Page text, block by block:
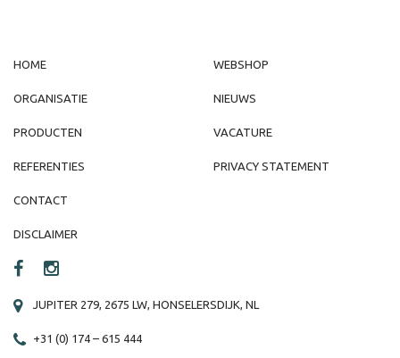
HOME
ORGANISATIE
PRODUCTEN
REFERENTIES
WEBSHOP
NIEUWS
VACATURE
PRIVACY STATEMENT
CONTACT
DISCLAIMER
JUPITER 279, 2675 LW, HONSELERSDIJK, NL
+31 (0) 174 – 615 444